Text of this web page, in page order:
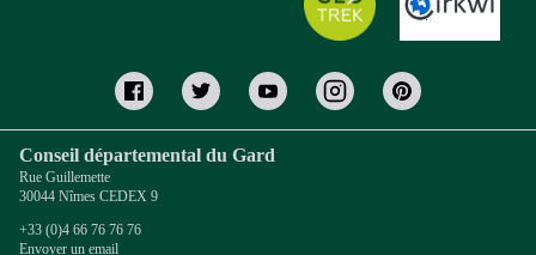
Conseil départemental du Gard
Rue Guillemette
30044 Nîmes CEDEX 9
+33 (0)4 66 76 76 76
Envoyer un email